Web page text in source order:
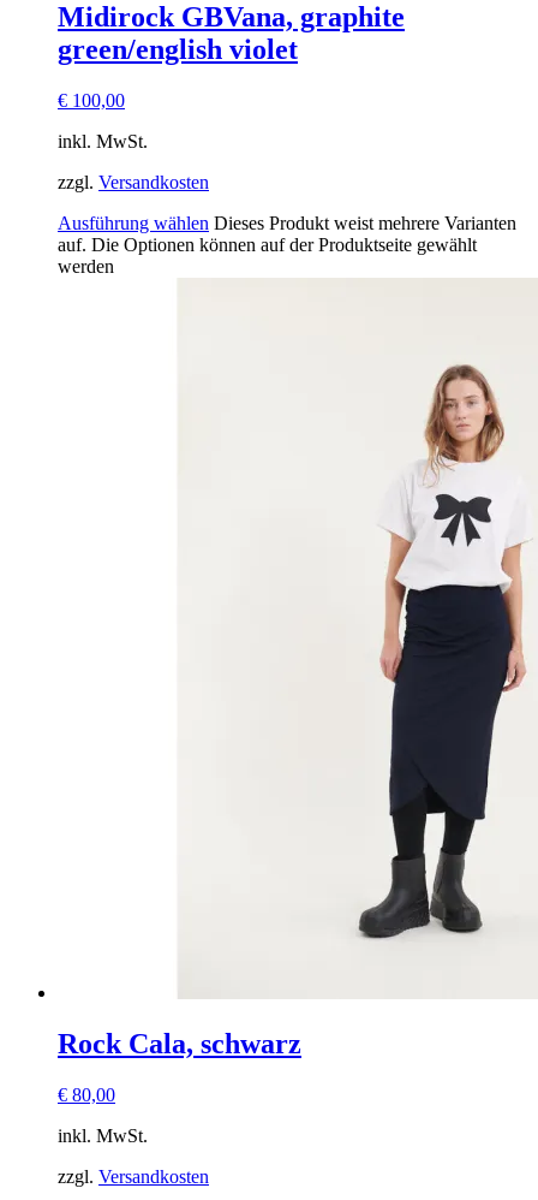
Midirock GBVana, graphite
green/english violet
€ 100,00
inkl. MwSt.
zzgl. Versandkosten
Ausführung wählen Dieses Produkt weist mehrere Varianten
auf. Die Optionen können auf der Produktseite gewählt
werden
Rock Cala, schwarz
€ 80,00
inkl. MwSt.
zzgl. Versandkosten